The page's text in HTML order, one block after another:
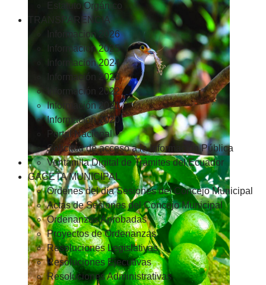
Estatuto Orgánico
TRANSPARENCIA
Informacion 2026
Informacion 2025
Informacion 2024
Información 2023
Información 2022
Información 2021
Información 2020
Portal Nacional
Solicitud de acceso a la Información Pública
Ventanilla Digital de Trámites del Ecuador
GACETA MUNICIPAL
Ordenes del día Sesiones del Concejo Municipal
Actas de Sesiones del Concejo Municipal
Ordenanzas Aprobadas
Proyectos de Ordenanzas
Resoluciones Legislativas
Resoluciones Ejecutivas
Resoluciones Administrativas